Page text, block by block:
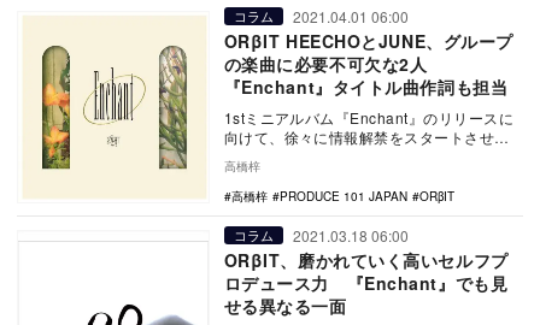
コラム 2021.04.01 06:00
ORβIT HEECHOとJUNE、グループ
の楽曲に必要不可欠な2人
『Enchant』タイトル曲作詞も担当
1stミニアルバム『Enchant』のリリースに
向けて、徐々に情報解禁をスタートさせて
いるORβIT。各メンバーのコンセプトフ
ォ…
高橋梓
高橋梓
PRODUCE 101 JAPAN ORβIT
コラム 2021.03.18 06:00
ORβIT、磨かれていく高いセルフプ
ロデュース力 『Enchant』でも見
せる異なる一面